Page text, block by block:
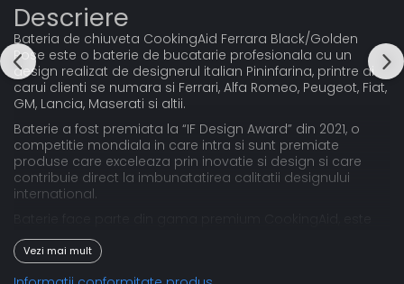
Descriere
Bateria de chiuveta CookingAid Ferrara Black/Golden
Rose este o baterie de bucatarie profesionala cu un
design realizat de designerul italian Pininfarina, printre ai
carui clienti se numara si Ferrari, Alfa Romeo, Peugeot, Fiat,
GM, Lancia, Maserati si altii.
Baterie a fost premiata la “IF Design Award” din 2021, o
competitie mondiala in care intra si sunt premiate
produse care exceleaza prin inovatie si design si care
contribuie direct la imbunatatirea calitatii designului
international.
confectionata din alama vopsita de cea mai buna
calitate si este prevazuta cu un furtun flexibil extractibil si
cap perlator cu buton de schimbare de la jet central la
Vezi mai mult